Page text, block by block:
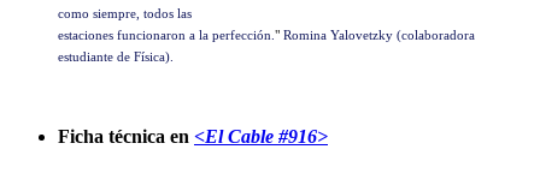
como siempre, todos las
estaciones funcionaron a la perfección. " Romina Yalovetzky (colaboradora
estudiante de Física).
Ficha técnica en <El Cable #916>